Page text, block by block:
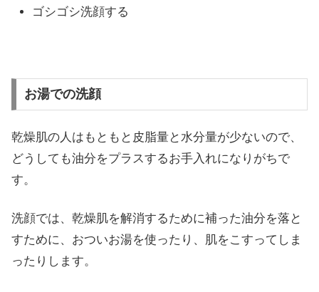
ゴシゴシ洗顔する
お湯での洗顔
乾燥肌の人はもともと皮脂量と水分量が少ないので、
どうしても油分をプラスするお手入れになりがちで
す。
洗顔では、乾燥肌を解消するために補った油分を落と
すために、おついお湯を使ったり、肌をこすってしま
ったりします。